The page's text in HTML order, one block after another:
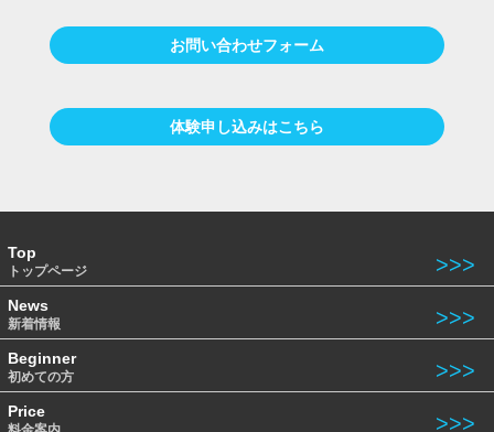
お問い合わせフォーム
体験申し込みはこちら
Top
トップページ
News
新着情報
Beginner
初めての方
Price